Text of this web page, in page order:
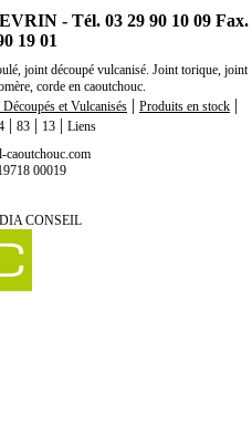
- Tél. 03 29 90 10 09 Fax.
19 01
joint découpé vulcanisé. Joint torique, joint
corde en caoutchouc.
et Vulcanisés | Produits en stock |
| 83| 13| Liens
00019
CONSEIL